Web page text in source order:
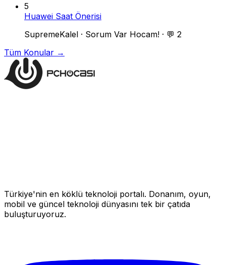
5
Huawei Saat Önerisi
SupremeKalel · Sorum Var Hocam! · 💬 2
Tüm Konular →
Türkiye'nin en köklü teknoloji portalı. Donanım, oyun,
mobil ve güncel teknoloji dünyasını tek bir çatıda
buluşturuyoruz.